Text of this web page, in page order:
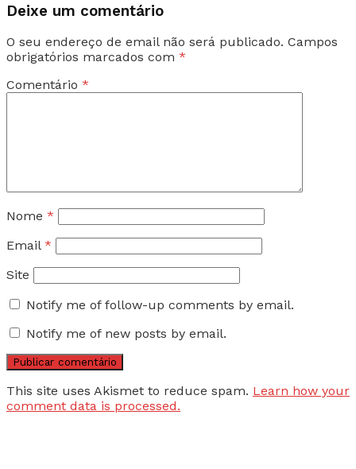
Deixe um comentário
O seu endereço de email não será publicado. Campos
obrigatórios marcados com *
Comentário *
Nome *
Email *
Site
Notify me of follow-up comments by email.
Notify me of new posts by email.
This site uses Akismet to reduce spam. Learn how your
comment data is processed.